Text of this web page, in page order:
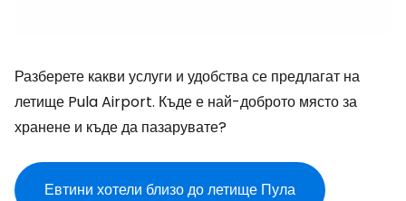
Разберете какви услуги и удобства се предлагат на
летище Pula Airport. Къде е най-доброто място за
хранене и къде да пазарувате?
Евтини хотели близо до летище Пула